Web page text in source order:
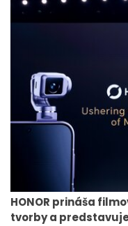
HONOR prináša
tvorby a